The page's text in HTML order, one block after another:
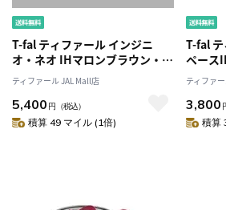
T-fal ティファール インジニ
オ・ネオ IHマロンブラウン・ア
ンリミテッド フライパン 28cm
L38506 IH・ガス火対応
ティファール JAL Mall店
5,400 円 （税込）
積算 49 マイル (1倍)
T-fal テ
ペース
ット チ
ティファ
3,800
積算